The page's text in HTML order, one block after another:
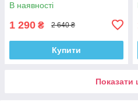
В наявності
1 290 ₴ 2 640 ₴
Купити
Показати